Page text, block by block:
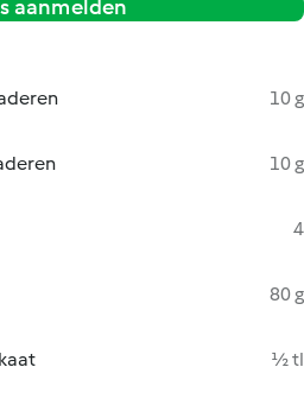
aanmelden
10 g
10 g
4
80 g
½ tl